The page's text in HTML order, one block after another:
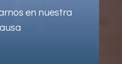
en nuestra